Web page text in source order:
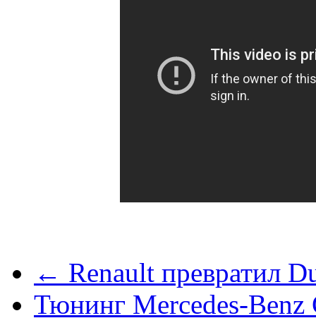
← Renault превратил
Тюнинг Mercedes-